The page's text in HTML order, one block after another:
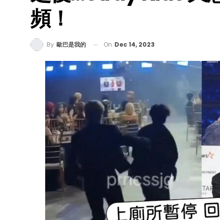
頻！
By 歐巴是我的 On Dec 14, 2023